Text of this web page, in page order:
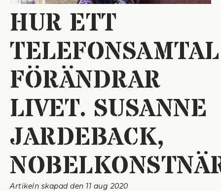
HUR ETT
TELEFONSAMTAL
FÖRÄNDRAR
LIVET. SUSANNE
JARDEBACK,
Artikeln skapad den 11 aug 2020